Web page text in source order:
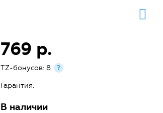
769 р.
TZ-бонусов: 8 ?
Гарантия:
В наличии